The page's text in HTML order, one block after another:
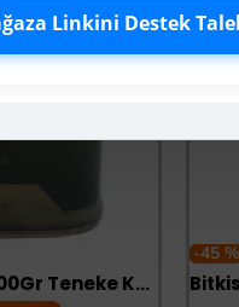
Linkini Destek
Doğal Yasemin Çay 100Gr Teneke Kutu
-45 %